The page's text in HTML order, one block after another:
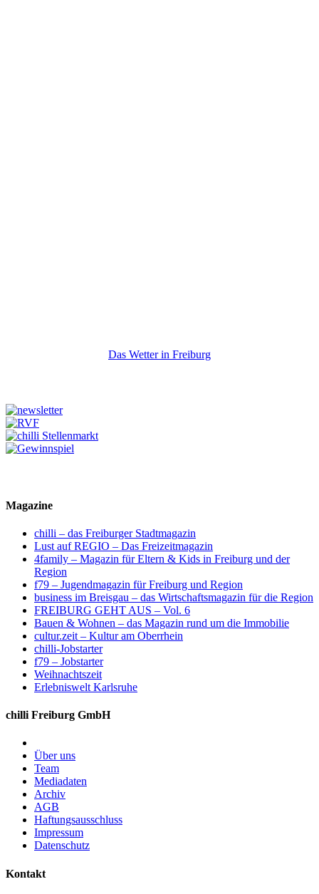
Das Wetter in Freiburg
Magazine
chilli – das Freiburger Stadtmagazin
Lust auf REGIO – Das Freizeitmagazin
4family – Magazin für Eltern & Kids in Freiburg und der
Region
f79 – Jugendmagazin für Freiburg und Region
business im Breisgau – das Wirtschaftsmagazin für die Region
FREIBURG GEHT AUS – Vol. 6
Bauen & Wohnen – das Magazin rund um die Immobilie
cultur.zeit – Kultur am Oberrhein
chilli-Jobstarter
f79 – Jobstarter
Weihnachtszeit
Erlebniswelt Karlsruhe
chilli Freiburg GmbH
Über uns
Team
Mediadaten
Archiv
AGB
Haftungsausschluss
Impressum
Datenschutz
Kontakt